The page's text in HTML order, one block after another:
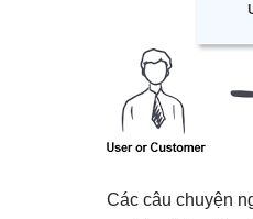
Các câu chuyện